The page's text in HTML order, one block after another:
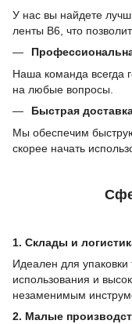
У нас вы найдете
ленты B6, что
Наша команда всегда
на любые вопросы.
Быстрая
Мы обеспечим
скорее начать
1. Склады и
Идеален для упаковки
использования и
незаменимым
2. Малые